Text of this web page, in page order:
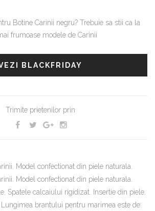
Botine Carinii negru? Trebuie sa stii ca la
frumoase modele de Carinii
BLACKFRIDAY
Trimite prietenilor prin
Model confectionat din piele naturala.
Model confectionat din piele naturala.
Spatele calcaiului rigidizat. Insertie din piele.
brantului pentru marimea este de: